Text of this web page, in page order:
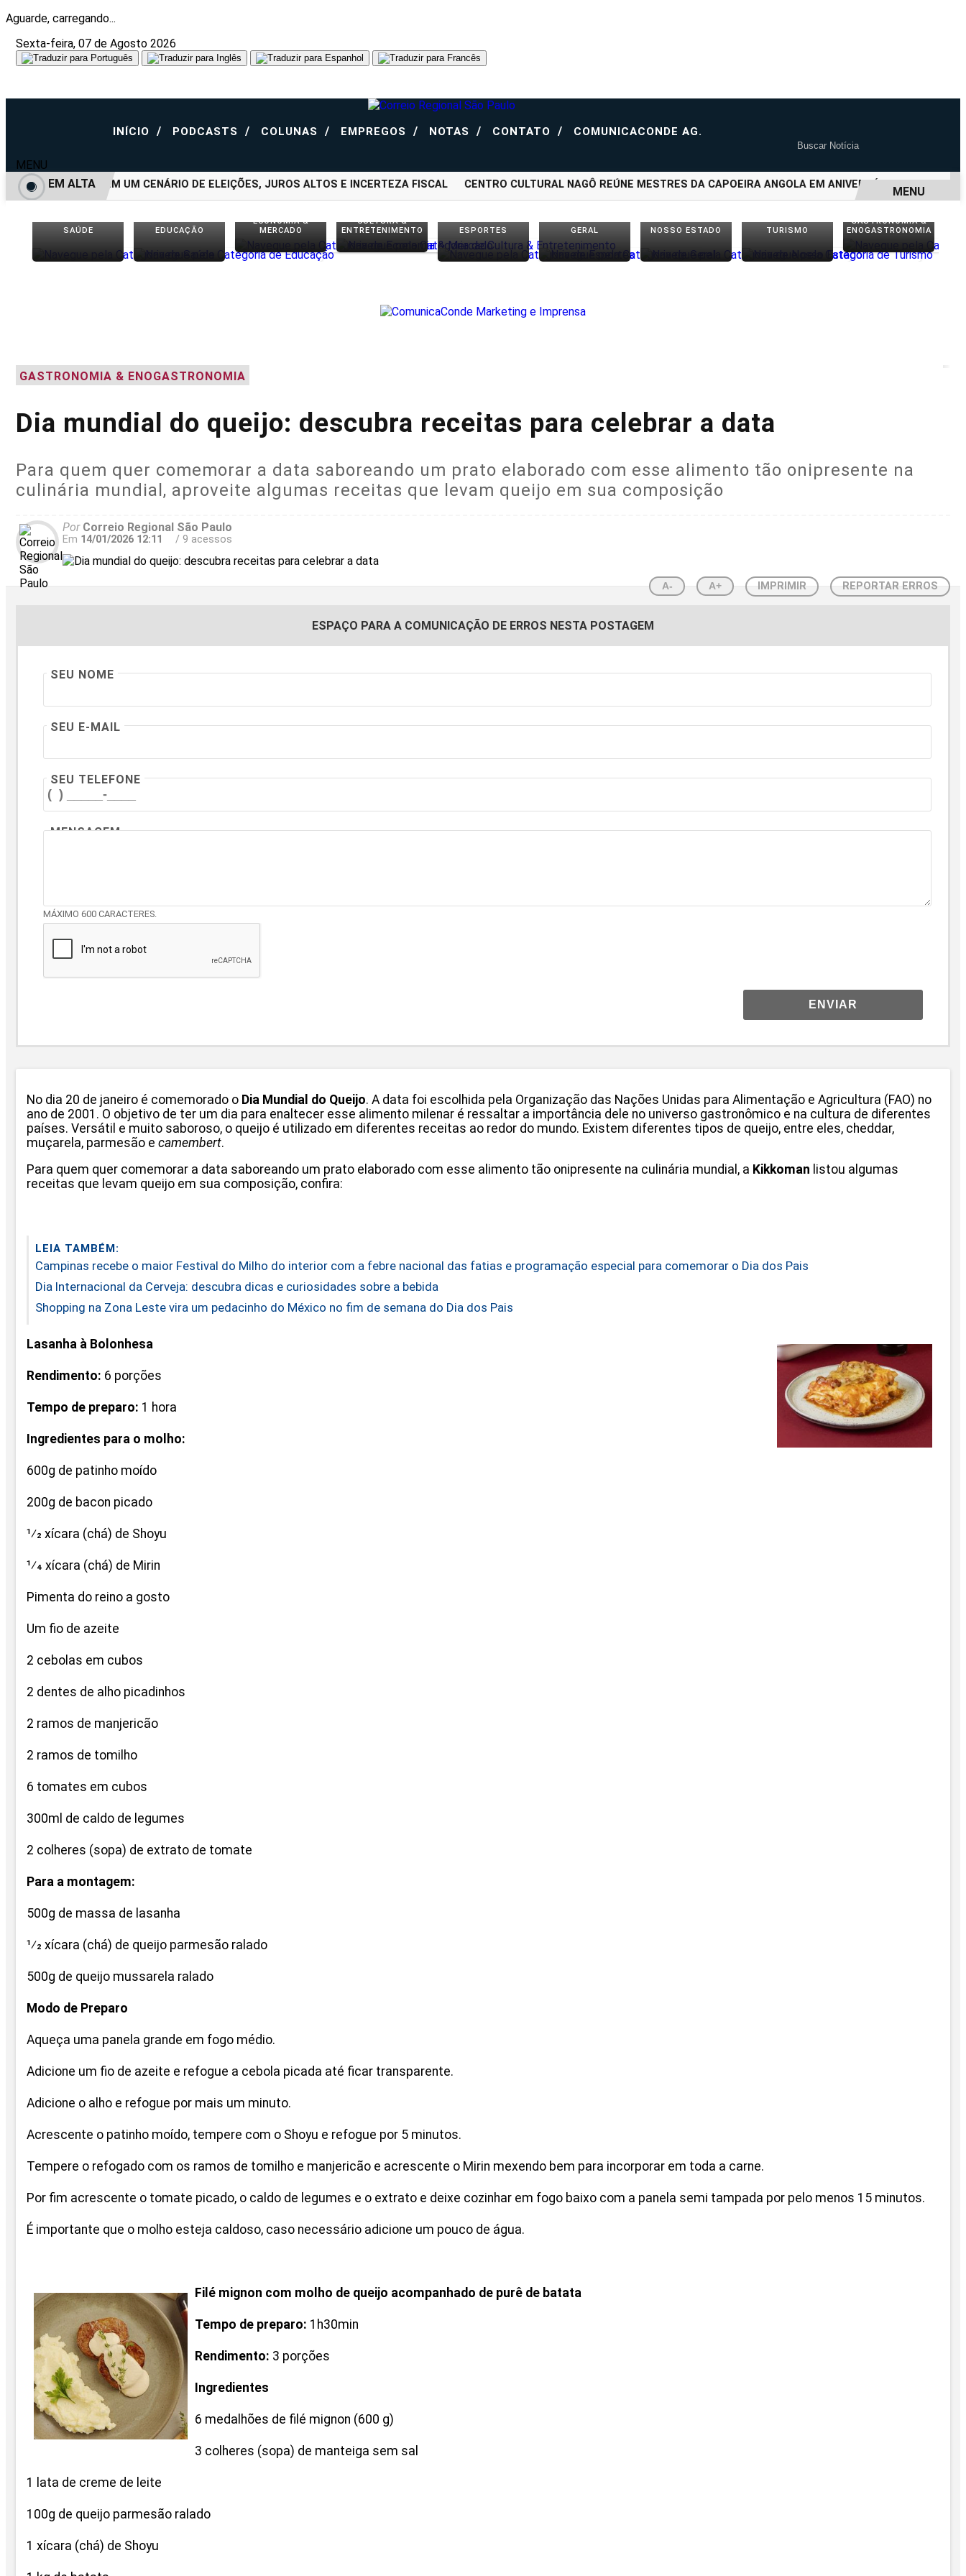
Aguarde, carregando...
Sexta-feira, 07 de Agosto 2026
INÍCIO / PODCASTS / COLUNAS / EMPREGOS / NOTAS / CONTATO / COMUNICACONDE AG.
MENU
COMO INVESTIR EM UM CENÁRIO DE ELEIÇÕES, JUROS ALTOS E INCERTEZA FISCAL CENTRO CULTURAL NAGÔ REÚNE MESTRES DA CAPOEIRA ANGOLA EM ANIVERSÁRIO DE 48 ANOS
EM ALTA
MENU
SAÚDE EDUCAÇÃO
ECONOMIA &
MERCADO
CULTURA &
ENTRETENIMENTO
ESPORTES GERAL NOSSO ESTADO TURISMO
GASTRONOMIA &
ENOGASTRONOMIA
GASTRONOMIA & ENOGASTRONOMIA
Dia mundial do queijo: descubra receitas para celebrar a data
Para quem quer comemorar a data saboreando um prato elaborado com esse alimento tão onipresente na
culinária mundial, aproveite algumas receitas que levam queijo em sua composição
PorCorreio Regional São Paulo
Em 14/01/2026 12:11 / 9 acessos
A- A+ IMPRIMIR REPORTAR ERROS
ESPAÇO PARA A COMUNICAÇÃO DE ERROS NESTA POSTAGEM
SEU NOME
SEU E-MAIL
SEU TELEFONE
MENSAGEM
MÁXIMO 600 CARACTERES.
ENVIAR
No dia 20 de janeiro é comemorado o Dia Mundial do Queijo. A data foi escolhida pela Organização das Nações Unidas para Alimentação e Agricultura (FAO) no
ano de 2001. O objetivo de ter um dia para enaltecer esse alimento milenar é ressaltar a importância dele no universo gastronômico e na cultura de diferentes
países. Versátil e muito saboroso, o queijo é utilizado em diferentes receitas ao redor do mundo. Existem diferentes tipos de queijo, entre eles, cheddar,
muçarela, parmesão e camembert.
Para quem quer comemorar a data saboreando um prato elaborado com esse alimento tão onipresente na culinária mundial, a Kikkoman listou algumas
receitas que levam queijo em sua composição, confira:
LEIA TAMBÉM:
Campinas recebe o maior Festival do Milho do interior com a febre nacional das fatias e programação especial para comemorar o Dia dos Pais
Dia Internacional da Cerveja: descubra dicas e curiosidades sobre a bebida
Shopping na Zona Leste vira um pedacinho do México no fim de semana do Dia dos Pais
Lasanha à Bolonhesa
Rendimento: 6 porções
Tempo de preparo: 1 hora
Ingredientes para o molho:
600g de patinho moído
200g de bacon picado
1⁄2 xícara (chá) de Shoyu
1⁄4 xícara (chá) de Mirin
Pimenta do reino a gosto
Um fio de azeite
2 cebolas em cubos
2 dentes de alho picadinhos
2 ramos de manjericão
2 ramos de tomilho
6 tomates em cubos
300ml de caldo de legumes
2 colheres (sopa) de extrato de tomate
Para a montagem:
500g de massa de lasanha
1⁄2 xícara (chá) de queijo parmesão ralado
500g de queijo mussarela ralado
Modo de Preparo
Aqueça uma panela grande em fogo médio.
Adicione um fio de azeite e refogue a cebola picada até ficar transparente.
Adicione o alho e refogue por mais um minuto.
Acrescente o patinho moído, tempere com o Shoyu e refogue por 5 minutos.
Tempere o refogado com os ramos de tomilho e manjericão e acrescente o Mirin mexendo bem para incorporar em toda a carne.
Por fim acrescente o tomate picado, o caldo de legumes e o extrato e deixe cozinhar em fogo baixo com a panela semi tampada por pelo menos 15 minutos.
É importante que o molho esteja caldoso, caso necessário adicione um pouco de água.
Filé mignon com molho de queijo acompanhado de purê de batata
Tempo de preparo: 1h30min
Rendimento: 3 porções
Ingredientes
6 medalhões de filé mignon (600 g)
3 colheres (sopa) de manteiga sem sal
1 lata de creme de leite
100g de queijo parmesão ralado
1 xícara (chá) de Shoyu